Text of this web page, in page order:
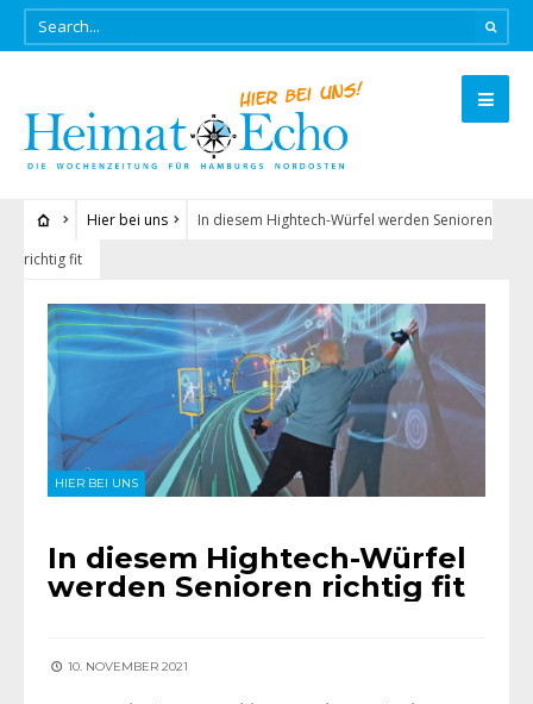
Hier bei uns
In diesem Hightech-Würfel werden Senioren
richtig fit
HIER BEI UNS
In diesem Hightech-Würfel
werden Senioren richtig fit
10. NOVEMBER 2021